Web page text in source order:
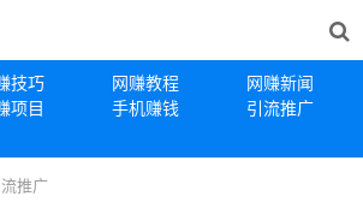
技巧 网赚教程
网赚新闻
项目 手机赚钱
引流推广
推广